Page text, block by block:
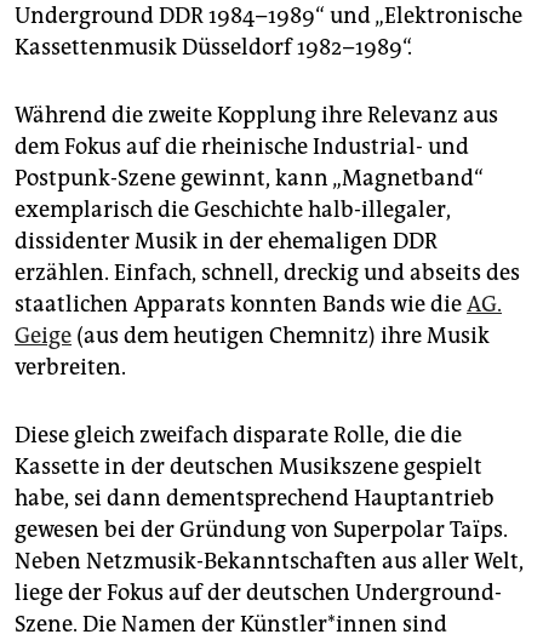
Underground DDR 1984–1989“ und „Elektronische
Kassettenmusik Düsseldorf 1982–1989“.
Während die zweite Kopplung ihre Relevanz aus
dem Fokus auf die rheinische Industrial- und
Postpunk-Szene gewinnt, kann „Mag­netband“
exemplarisch die Geschichte halb-illegaler,
dissidenter Musik in der ehemaligen DDR
erzählen. Einfach, schnell, dreckig und abseits des
staatlichen Apparats konnten Bands wie dieAG.
Geige (aus dem heutigen Chemnitz) ihre Musik
verbreiten.
Diese gleich zweifach disparate Rolle, die die
Kassette in der deutschen Musikszene gespielt
habe, sei dann dementsprechend Hauptantrieb
gewesen bei der Gründung von Superpolar Taïps.
Neben Netzmusik-Bekanntschaften aus aller Welt,
liege der Fokus auf der deutschen Underground-
Szene. Die Namen der Künst­le­r*in­nen sind